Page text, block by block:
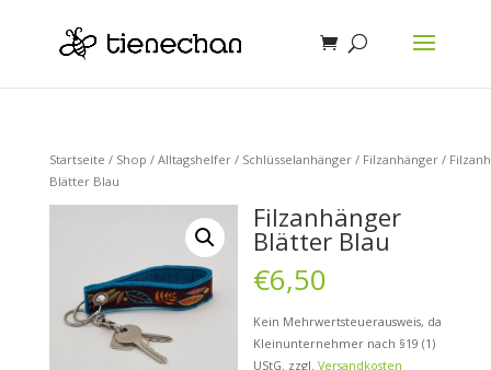
Startseite / Shop / Alltagshelfer/ Schlüsselanhänger/ Filzanhänger/
Blätter Blau
Filzanhänger
Blätter Blau
€6,50
Kein Mehrwertsteuerausweis, da
Kleinunternehmer nach §19 (1)
UStG. zzgl.Versandkosten